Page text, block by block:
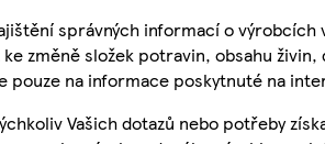
správných informací o
ke změně složek potravin, obsahu
pouze na informace poskytnuté na
Vašich dotazů nebo potřeby